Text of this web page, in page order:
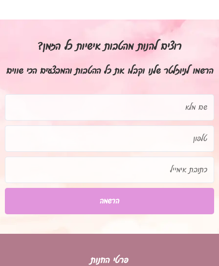
רוצים להנות מהטבות אישיות כל הזמן?
הרשמו לניוזלטר שלנו וקבלו את כל ההטבות והמבצעים הכי שווים
מלא
אימייל
הרשמה
פרטי החנות